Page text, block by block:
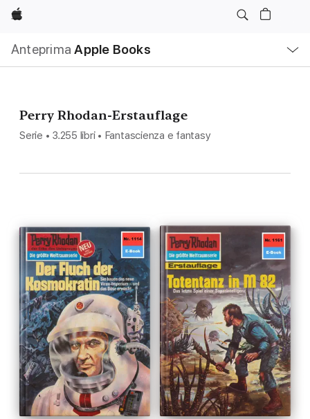
Apple
Anteprima Apple Books
locale
Apri
Menu
Perry Rhodan-Erstauflage
Serie • 3.255 libri • Fantascienza e fantasy